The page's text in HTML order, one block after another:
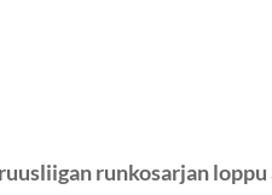
runkosarjan